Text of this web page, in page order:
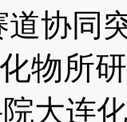
协同
物所
大连